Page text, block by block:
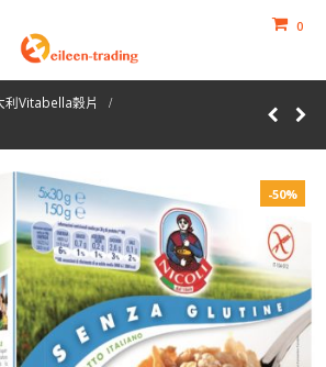
0
利Vitabella穀片
-50%